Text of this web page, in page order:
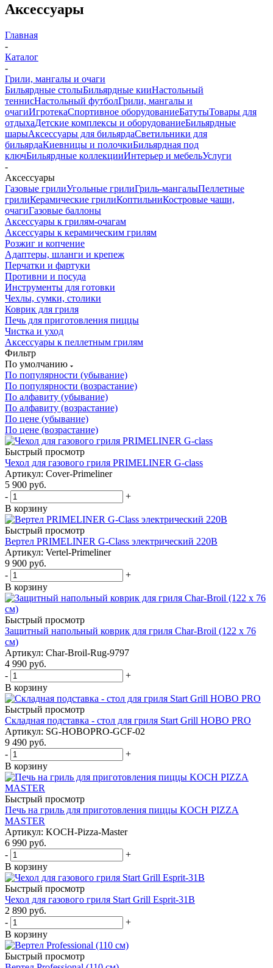
Аксессуары
Главная
-
Каталог
-
Грили, мангалы и очаги
Бильярдные столыБильярдные кииНастольный
теннисНастольный футболГрили, мангалы и
очагиИгротекаСпортивное оборудованиеБатутыТовары для
отдыхаДетские комплексы и оборудованиеБильярдные
шарыАксессуары для бильярдаСветильники для
бильярдаКиевницы и полочкиБильярдная под
ключБильярдные коллекцииИнтерьер и мебельУслуги
-
Аксессуары
Газовые грилиУгольные грилиГриль-мангалыПеллетные
грилиКерамические грилиКоптильниКостровые чаши,
очагиГазовые баллоны
Аксессуары к грилям-очагам
Аксессуары к керамическим грилям
Розжиг и копчение
Адаптеры, шланги и крепеж
Перчатки и фартуки
Противни и посуда
Инструменты для готовки
Чехлы, сумки, столики
Коврик для гриля
Печь для приготовления пиццы
Чистка и уход
Аксессуары к пеллетным грилям
Фильтр
По умолчанию
По популярности (убывание)
По популярности (возрастание)
По алфавиту (убывание)
По алфавиту (возрастание)
По цене (убывание)
По цене (возрастание)
Быстрый просмотр
Чехол для газового гриля PRIMELINER G-class
Артикул: Cover-Primeliner
5 900 руб.
-
+
В корзину
Быстрый просмотр
Вертел PRIMELINER G-Class электрический 220В
Артикул: Vertel-Primeliner
9 900 руб.
-
+
В корзину
Быстрый просмотр
Защитный напольный коврик для гриля Char-Broil (122 х 76
см)
Артикул: Char-Broil-Rug-9797
4 990 руб.
-
+
В корзину
Быстрый просмотр
Складная подставка - стол для гриля Start Grill HOBO PRO
Артикул: SG-HOBOPRO-GCF-02
9 490 руб.
-
+
В корзину
Быстрый просмотр
Печь на гриль для приготовления пиццы KOCH PIZZA
MASTER
Артикул: KOCH-Pizza-Master
6 990 руб.
-
+
В корзину
Быстрый просмотр
Чехол для газового гриля Start Grill Esprit-31B
2 890 руб.
-
+
В корзину
Быстрый просмотр